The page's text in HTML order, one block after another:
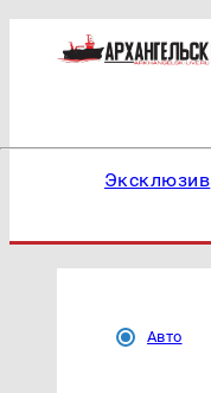
Эксклюзив
Авто